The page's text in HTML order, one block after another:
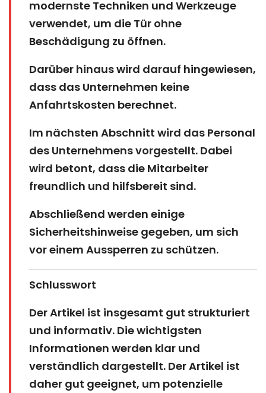
modernste Techniken und Werkzeuge
verwendet, um die Tür ohne
Beschädigung zu öffnen.
Darüber hinaus wird darauf hingewiesen,
dass das Unternehmen keine
Anfahrtskosten berechnet.
Im nächsten Abschnitt wird das Personal
des Unternehmens vorgestellt. Dabei
wird betont, dass die Mitarbeiter
freundlich und hilfsbereit sind.
Abschließend werden einige
Sicherheitshinweise gegeben, um sich
vor einem Aussperren zu schützen.
Schlusswort
Der Artikel ist insgesamt gut strukturiert
und informativ. Die wichtigsten
Informationen werden klar und
verständlich dargestellt. Der Artikel ist
daher gut geeignet, um potenzielle